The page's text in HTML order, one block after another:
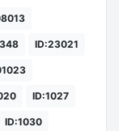
ID:23021
ID:1027
ID:1030